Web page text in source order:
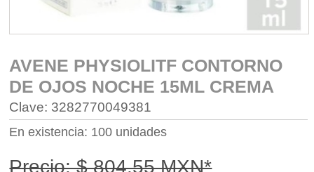
AVENE PHYSIOLITF CONTORNO
DE OJOS NOCHE 15ML CREMA
Clave: 3282770049381
En existencia: 100 unidades
Precio: $ 804.55 MXN*